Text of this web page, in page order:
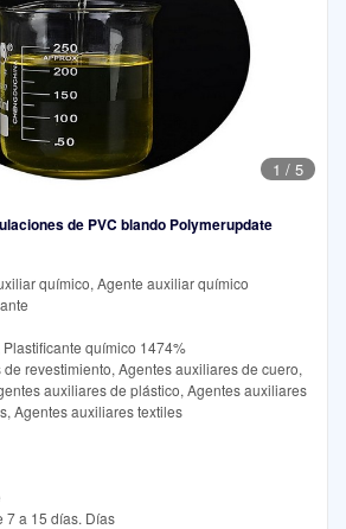
1 / 5
de PVC blando Polymerupdate
químico, Agente auxiliar químico
químico 1474%
revestimiento, Agentes auxiliares de cuero,
auxiliares de plástico, Agentes auxiliares
Agentes auxiliares textiles
7 a 15 días. Días